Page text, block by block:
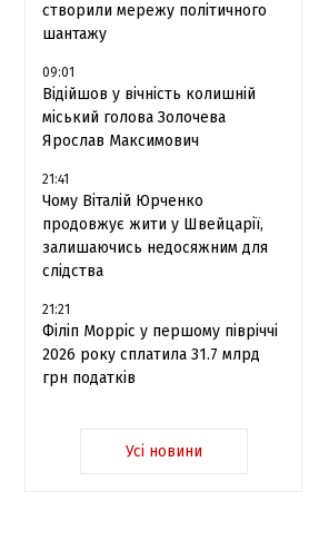
створили мережу політичного
шантажу
09:01
Відійшов у вічність колишній
міський голова Золочева
Ярослав Максимович
21:41
Чому Віталій Юрченко
продовжує жити у Швейцарії,
залишаючись недосяжним для
слідства
21:21
Філіп Морріс у першому півріччі
2026 року сплатила 31.7 млрд
грн податків
Усі новини